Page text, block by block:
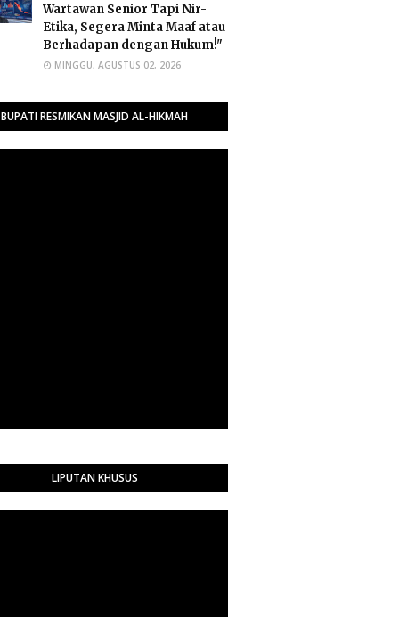
Wartawan Senior Tapi Nir-
Etika, Segera Minta Maaf atau
Berhadapan dengan Hukum!"
MINGGU, AGUSTUS 02, 2026
BUPATI RESMIKAN MASJID AL-HIKMAH
LIPUTAN KHUSUS